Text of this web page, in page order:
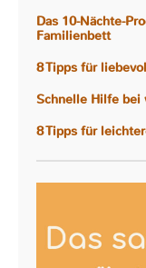
Das 10-Nächte-
Familienbett
8 Tipps für
Schnelle Hilfe bei
8 Tipps für